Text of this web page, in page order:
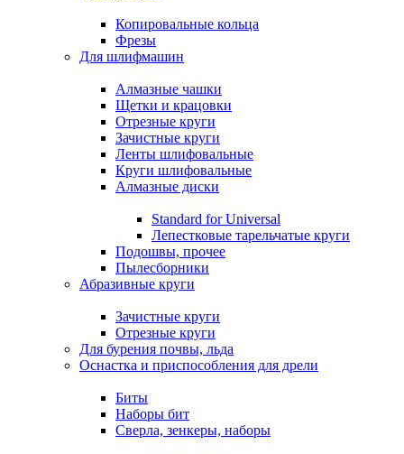
Копировальные кольца
Фрезы
Для шлифмашин
Алмазные чашки
Щетки и крацовки
Отрезные круги
Зачистные круги
Ленты шлифовальные
Круги шлифовальные
Алмазные диски
Standard for Universal
Лепестковые тарельчатые круги
Подошвы, прочее
Пылесборники
Абразивные круги
Зачистные круги
Отрезные круги
Для бурения почвы, льда
Оснастка и приспособления для дрели
Биты
Наборы бит
Сверла, зенкеры, наборы